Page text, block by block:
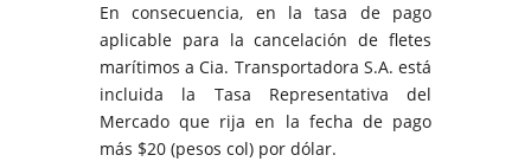
En consecuencia, en la tasa de pago
aplicable para la cancelación de fletes
marítimos a Cia. Transportadora S.A. está
incluida la Tasa Representativa del
Mercado que rija en la fecha de pago
más $20 (pesos col) por dólar.